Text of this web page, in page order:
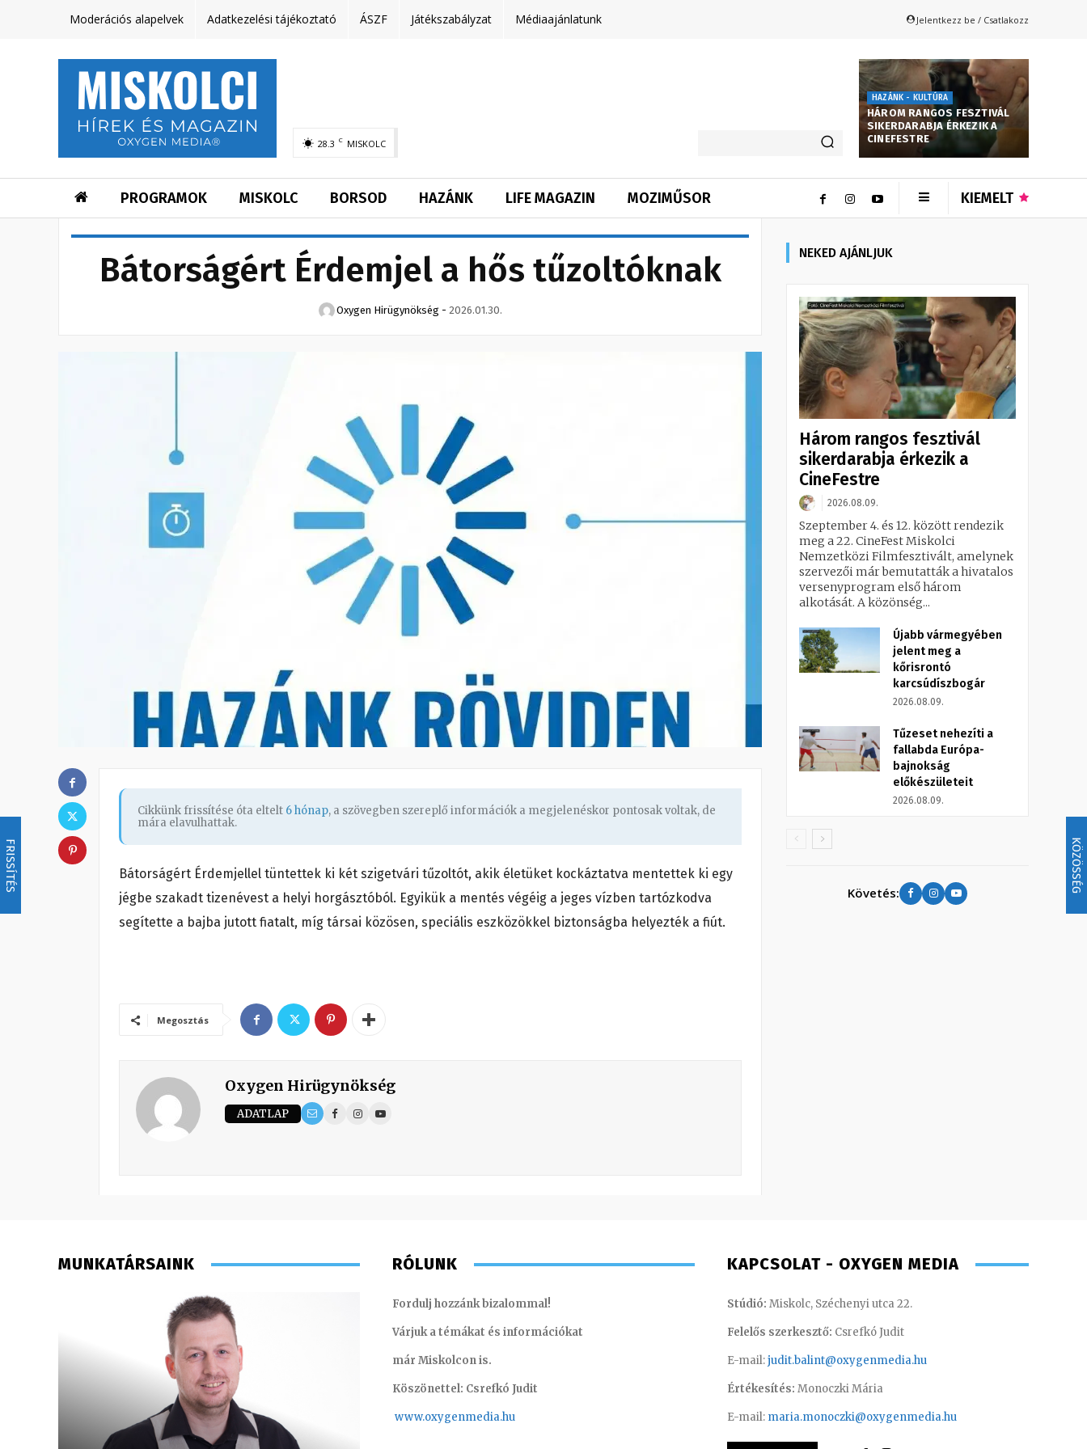
FRISSÍTÉS KÖZÖSSÉG
Moderációs alapelvek Adatkezelési tájékoztató ÁSZF Játékszabályzat Médiaajánlatunk Jelentkezz be / Csatlakozz
28.3 C MISKOLC
HAZÁNK - KULTÚRA
HÁROM RANGOS FESZTIVÁL
SIKERDARABJA ÉRKEZIK A
CINEFESTRE
PROGRAMOK MISKOLC BORSOD HAZÁNK LIFE MAGAZIN MOZIMŰSOR KIEMELT
Bátorságért Érdemjel a hős tűzoltóknak
Oxygen Hirügynökség - 2026.01.30.
Cikkünk frissítése óta eltelt 6 hónap, a szövegben szereplő információk a megjelenéskor pontosak voltak, de
mára elavulhattak.
Bátorságért Érdemjellel tüntettek ki két szigetvári tűzoltót, akik életüket kockáztatva mentettek ki egy
jégbe szakadt tizenévest a helyi horgásztóból. Egyikük a mentés végéig a jeges vízben tartózkodva
segítette a bajba jutott fiatalt, míg társai közösen, speciális eszközökkel biztonságba helyezték a fiút.
Megosztás
Oxygen Hirügynökség
ADATLAP
NEKED AJÁNLJUK
Három rangos fesztivál
sikerdarabja érkezik a
CineFestre
2026.08.09.
Szeptember 4. és 12. között rendezik
meg a 22. CineFest Miskolci
Nemzetközi Filmfesztivált, amelynek
szervezői már bemutatták a hivatalos
versenyprogram első három
alkotását. A közönség...
Újabb vármegyében
jelent meg a
kőrisrontó
karcsúdíszbogár
2026.08.09.
Tűzeset nehezíti a
fallabda Európa-
bajnokság
előkészületeit
2026.08.09.
Követés:
MUNKATÁRSAINK RÓLUNK
Fordulj hozzánk bizalommal!
Várjuk a témákat és információkat
már Miskolcon is.
Köszönettel: Csrefkó Judit
www.oxygenmedia.hu
KAPCSOLAT - OXYGEN MEDIA
Stúdió: Miskolc, Széchenyi utca 22.
Felelős szerkesztő: Csrefkó Judit
E-mail:judit.balint@oxygenmedia.hu
Értékesítés: Monoczki Mária
E-mail: maria.monoczki@oxygenmedia.hu